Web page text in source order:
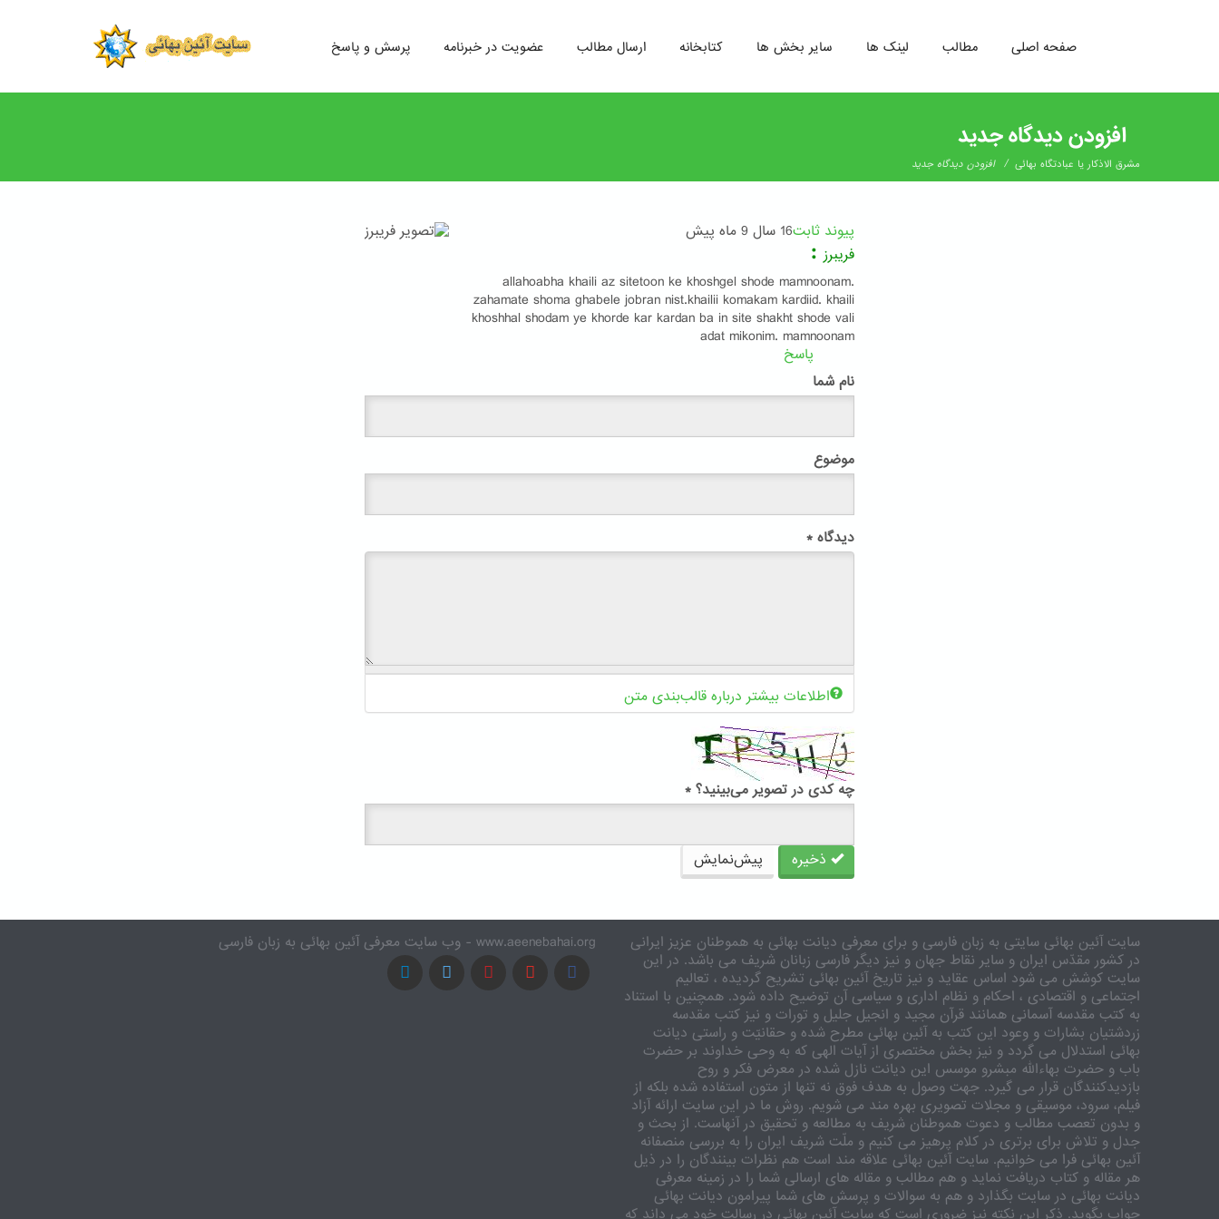
رفتن
پرسش و پاسخ عضویت در خبرنامه ارسال مطالب کتابخانه سایر بخش ها لینک ها مطالب صفحه اصلی
افزودن دیدگاه جدید
مشرق الاذکار یا عبادتگاه بهائی / افزودن دیدگاه جدید
پیوند ثابت16 سال 9 ماه پیش
فریبرز:
allahoabha khaili az sitetoon ke khoshgel shode mamnoonam.
zahamate shoma ghabele jobran nist.khailii komakam kardiid. khaili
khoshhal shodam ye khorde kar kardan ba in site shakht shode vali
adat mikonim. mamnoonam
پاسخ
نام شما
موضوع
دیدگاه *
اطلاعات بیشتر درباره قالب‌بندی متن
چه کدی در تصویر می‌بینید؟ *
ذخیره پیش‌نمایش
www.aeenebahai.org - وب سایت معرفی آئین بهائی به زبان فارسی
سایت آئین بهائی سایتی به زبان فارسی و برای معرفی دیانت بهائی به هموطنان عزیز ایرانی
در کشور مقدّس ایران و سایر نقاط جهان و نیز دیگر فارسی زبانان شریف می باشد. در این
سایت کوشش می شود اساس عقاید و نیز تاریخ آئین بهائی تشریح گردیده ، تعالیم
اجتماعی و اقتصادی ، احکام و نظام اداری و سیاسی آن توضیح داده شود. همچنین با استناد
به کتب مقدسه آسمانی همانند قرآن مجید و انجیل جلیل و تورات و نیز کتب مقدسه
زردشتیان بشارات و وعود این کتب به آئین بهائی مطرح شده و حقانیّت و راستی دیانت
بهائی استدلال می گردد و نیز بخش مختصری از آیات الهی که به وحی خداوند بر حضرت
باب و حضرت بهاءالله مبشرو موسس این دیانت نازل شده در معرض فکر و روح
بازدیدکنندگان قرار می گیرد. جهت وصول به هدف فوق نه تنها از متون استفاده شده بلکه از
فیلم، سرود، موسیقی و مجلات تصویری بهره مند می شویم. روش ما در این سایت ارائه آزاد
و بدون تعصب مطالب و دعوت هموطنان شریف به مطالعه و تحقیق در آنهاست. از بحث و
جدل و تلاش برای برتری در کلام پرهیز می کنیم و ملّت شریف ایران را به بررسی منصفانه
آئین بهائی فرا می خوانیم. سایت آئین بهائی علاقه مند است هم نظرات بینندگان را در ذیل
هر مقاله و کتاب دریافت نماید و هم مطالب و مقاله های ارسالی شما را در زمینه معرفی
دیانت بهائی در سایت بگذارد و هم به سوالات و پرسش های شما پیرامون دیانت بهائی
جواب بگوید. ذکر این نکته نیز ضروری است که سایت آئین بهائی در رسالت خود می داند که